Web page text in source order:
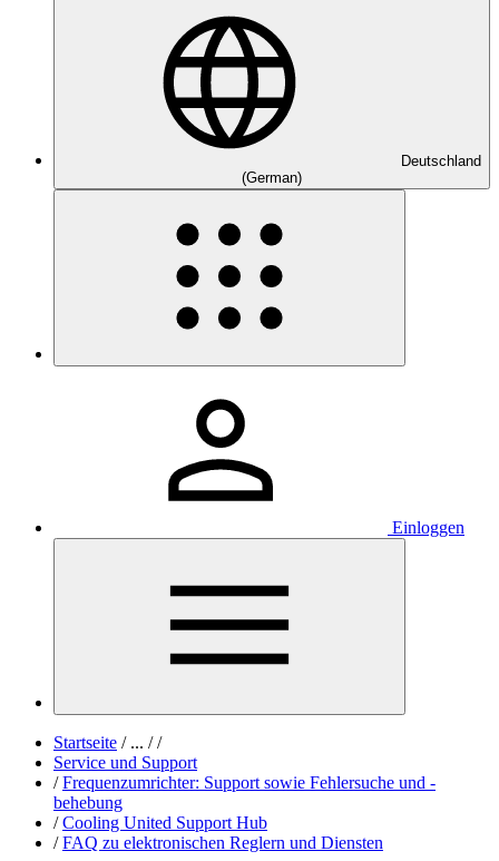
Deutschland
(German)
Einloggen
Startseite /... / /
Service und Support
/ Frequenzumrichter: Support sowie Fehlersuche und -
behebung
/ Cooling United Support Hub
/ FAQ zu elektronischen Reglern und Diensten